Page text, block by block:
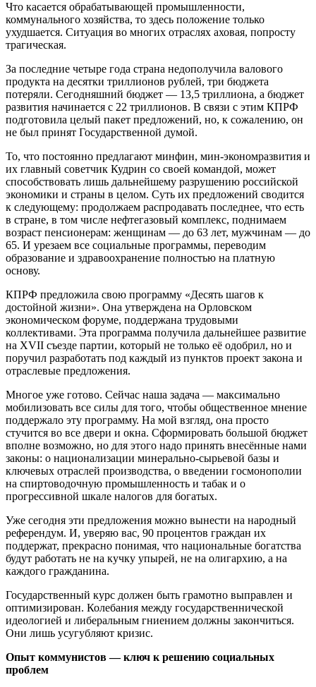
Что касается обрабатывающей промышленности,
коммунального хозяйства, то здесь положение только
ухудшается. Ситуация во многих отраслях аховая, попросту
трагическая.
За последние четыре года страна недополучила валового
продукта на десятки триллионов рублей, три бюджета
потеряли. Сегодняшний бюджет — 13,5 триллиона, а бюджет
развития начинается с 22 триллионов. В связи с этим КПРФ
подготовила целый пакет предложений, но, к сожалению, он
не был принят Государственной думой.
То, что постоянно предлагают минфин, мин-экономразвития и
их главный советчик Кудрин со своей командой, может
способствовать лишь дальнейшему разрушению российской
экономики и страны в целом. Суть их предложений сводится
к следующему: продолжаем распродавать последнее, что есть
в стране, в том числе нефтегазовый комплекс, поднимаем
возраст пенсионерам: женщинам — до 63 лет, мужчинам — до
65. И урезаем все социальные программы, переводим
образование и здравоохранение полностью на платную
основу.
КПРФ предложила свою программу «Десять шагов к
достойной жизни». Она утверждена на Орловском
экономическом форуме, поддержана трудовыми
коллективами. Эта программа получила дальнейшее развитие
на XVII съезде партии, который не только её одобрил, но и
поручил разработать под каждый из пунктов проект закона и
отраслевые предложения.
Многое уже готово. Сейчас наша задача — максимально
мобилизовать все силы для того, чтобы общественное мнение
поддержало эту программу. На мой взгляд, она просто
стучится во все двери и окна. Сформировать большой бюджет
вполне возможно, но для этого надо принять внесённые нами
законы: о национализации минерально-сырьевой базы и
ключевых отраслей производства, о введении госмонополии
на спиртоводочную промышленность и табак и о
прогрессивной шкале налогов для богатых.
Уже сегодня эти предложения можно вынести на народный
референдум. И, уверяю вас, 90 процентов граждан их
поддержат, прекрасно понимая, что национальные богатства
будут работать не на кучку упырей, не на олигархию, а на
каждого гражданина.
Государственный курс должен быть грамотно выправлен и
оптимизирован. Колебания между государственнической
идеологией и либеральным гниением должны закончиться.
Они лишь усугубляют кризис.
Опыт коммунистов — ключ к решению социальных
проблем